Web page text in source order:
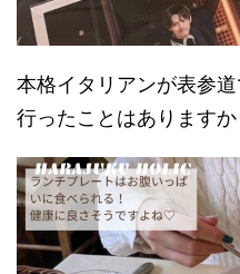
本格イタリアンが表参
行ったことはありますか